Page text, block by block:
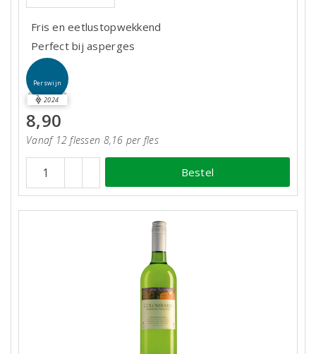
Fris en eetlustopwekkend
Perfect bij asperges
Perswijn
2024
8,90
Vanaf 12 flessen 8,16 per fles
Bestel